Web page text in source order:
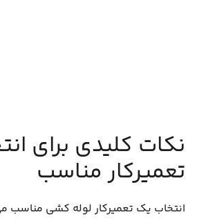
نکات کلیدی برای
تعمیرکار مناسب
انتخاب یک تعمیرکار لوله‌ کشی مناسب